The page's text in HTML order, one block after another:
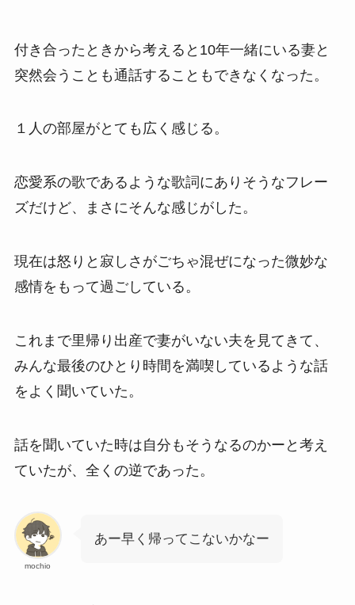
付き合ったときから考えると10年一緒にいる妻と
突然会うことも通話することもできなくなった。
１人の部屋がとても広く感じる。
恋愛系の歌であるような歌詞にありそうなフレー
ズだけど、まさにそんな感じがした。
現在は怒りと寂しさがごちゃ混ぜになった微妙な
感情をもって過ごしている。
これまで里帰り出産で妻がいない夫を見てきて、
みんな最後のひとり時間を満喫しているような話
をよく聞いていた。
話を聞いていた時は自分もそうなるのかーと考え
ていたが、全くの逆であった。
mochio
あー早く帰ってこないかなー